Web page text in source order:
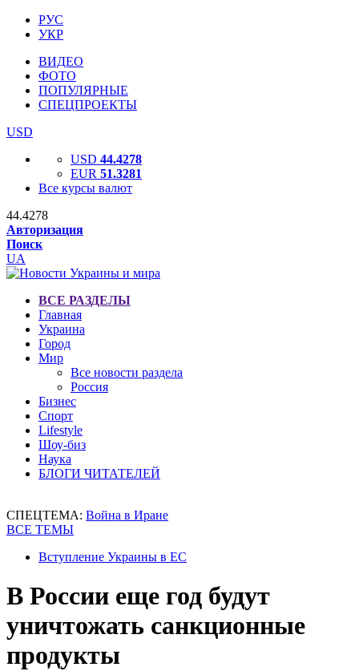
РУС
УКР
ВИДЕО
ФОТО
ПОПУЛЯРНЫЕ
СПЕЦПРОЕКТЫ
USD
USD 44.4278
EUR 51.3281
Все курсы валют
44.4278
Авторизация
Поиск
UA
ВСЕ РАЗДЕЛЫ
Главная
Украина
Город
Мир
Все новости раздела
Россия
Бизнес
Спорт
Lifestyle
Шоу-биз
Наука
БЛОГИ ЧИТАТЕЛЕЙ
СПЕЦТЕМА: Война в Иране
ВСЕ ТЕМЫ
Вступление Украины в ЕС
В России еще год будут
уничтожать санкционные
продукты